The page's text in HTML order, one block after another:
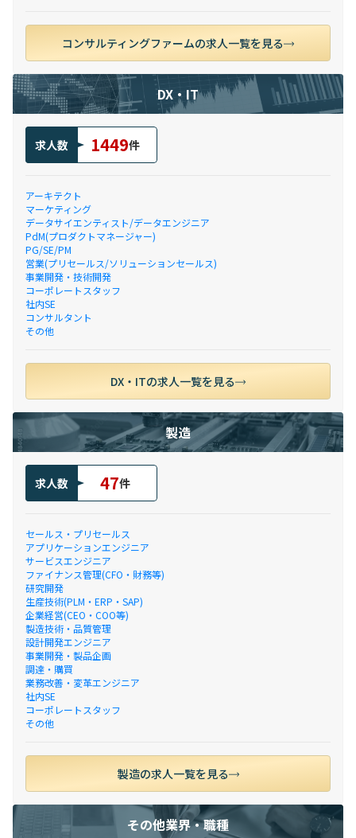
コンサルティングファームの求人一覧を見る
DX・IT
求人数 1449件
アーキテクト
マーケティング
データサイエンティスト/データエンジニア
PdM(プロダクトマネージャー)
PG/SE/PM
営業(プリセールス/ソリューションセールス)
事業開発・技術開発
コーポレートスタッフ
社内SE
コンサルタント
その他
DX・ITの求人一覧を見る
製造
求人数 47件
セールス・プリセールス
アプリケーションエンジニア
サービスエンジニア
ファイナンス管理(CFO・財務等)
研究開発
生産技術(PLM・ERP・SAP)
企業経営(CEO・COO等)
製造技術・品質管理
設計開発エンジニア
事業開発・製品企画
調達・購買
業務改善・変革エンジニア
社内SE
コーポレートスタッフ
その他
製造の求人一覧を見る
その他業界・職種